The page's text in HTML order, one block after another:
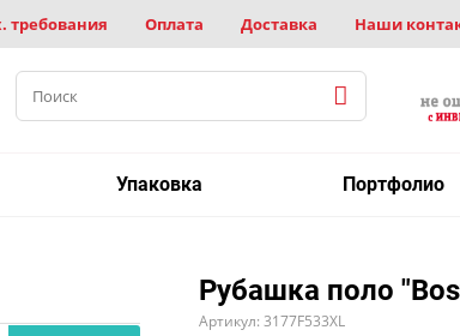
требования Оплата Доставка Наши
Упаковка Портфолио
Рубашка поло
Артикул: 3177F533XL